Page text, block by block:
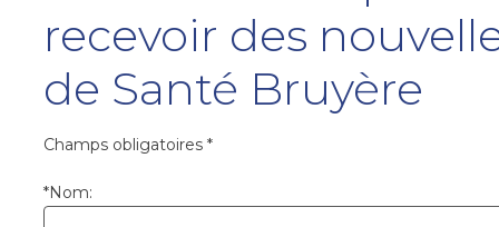
recevoir des
de Santé Bruyère
Champs obligatoires *
*Nom: